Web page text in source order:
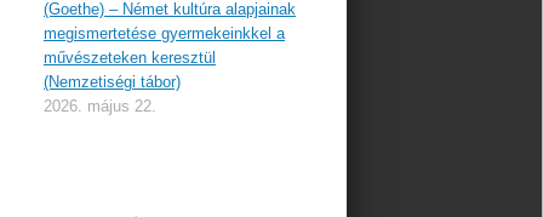
(Goethe) – Német kultúra alapjainak
megismertetése gyermekeinkkel a
művészeteken keresztül
(Nemzetiségi tábor)
2026. május 22.